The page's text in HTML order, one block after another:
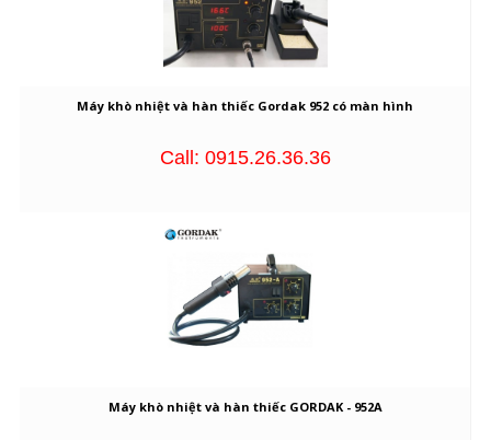
Máy khò nhiệt và hàn thiếc Gordak 952 có màn hình
Call: 0915.26.36.36
Máy khò nhiệt và hàn thiếc GORDAK - 952A